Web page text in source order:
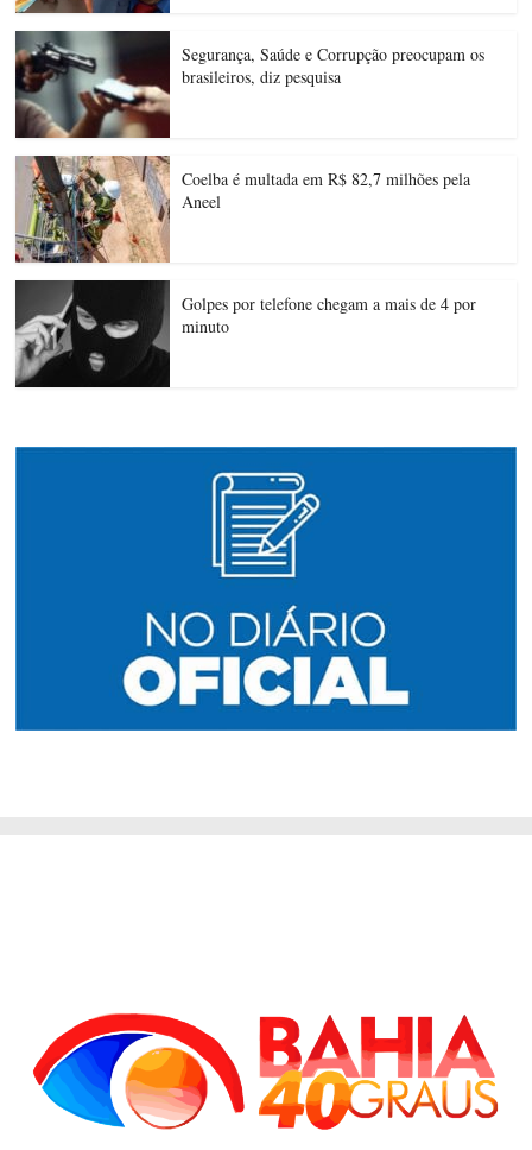
Segurança, Saúde e Corrupção preocupam os
brasileiros, diz pesquisa
Coelba é multada em R$ 82,7 milhões pela
Aneel
Golpes por telefone chegam a mais de 4 por
minuto